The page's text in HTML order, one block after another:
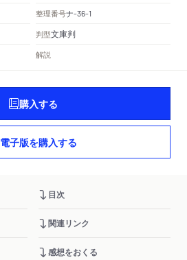
整理番号ナ-36-1
判型文庫判
解説
購入する
電子版を購入する
目次
関連リンク
感想をおくる